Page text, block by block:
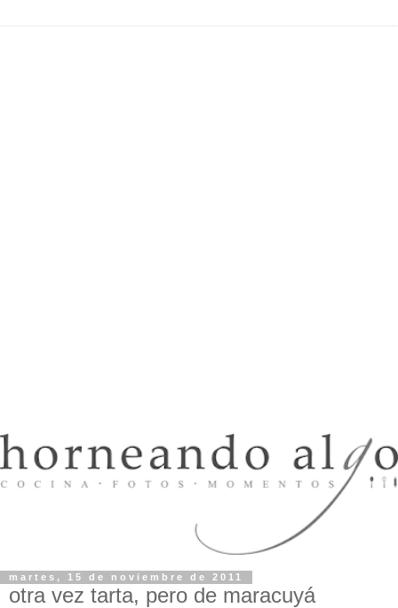
martes, 15 de noviembre de 2011
otra vez tarta, pero de maracuyá